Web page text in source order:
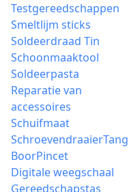
Testgereedschappen
Smeltlijm sticks
Soldeerdraad Tin
Schoonmaaktool
Soldeerpasta
Reparatie van
accessoires
Schuifmaat
SchroevendraaierTang
BoorPincet
Digitale weegschaal
Gereedschapstas